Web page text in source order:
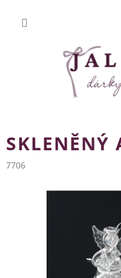
obsah
SKLENĚNÝ
7706